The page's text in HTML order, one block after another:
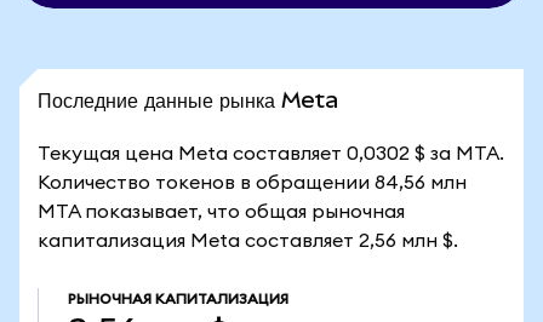
Последние данные рынка Meta
Текущая цена Meta составляет 0,0302 $ за MTA.
Количество токенов в обращении 84,56 млн
MTA показывает, что общая рыночная
капитализация Meta составляет 2,56 млн $.
РЫНОЧНАЯ КАПИТАЛИЗАЦИЯ